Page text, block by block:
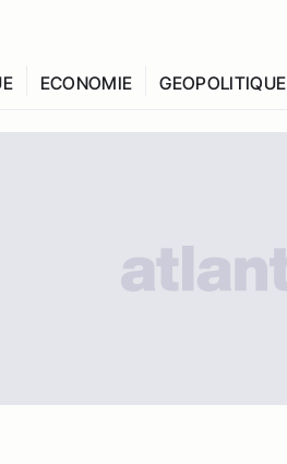
ECONOMIE GEOPOLITIQUE